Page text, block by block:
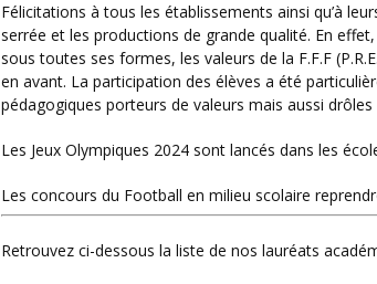
Félicitations à tous les établissements ainsi qu’à leurs enseignants ! La compétition était très
serrée et les productions de grande qualité. En
sous toutes ses formes, les valeurs de la F.F.F
en avant. La participation des élèves a été
pédagogiques porteurs de valeurs mais aussi
Les Jeux Olympiques 2024 sont lancés dans les
Les concours du Football en milieu scolaire
Retrouvez ci-dessous la liste de nos lauréats